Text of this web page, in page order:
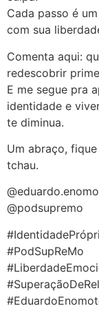
Cada passo é
com sua
Comenta aqui:
redescobrir
E me segue pra
identidade e
te diminua.
Um abraço,
tchau.
@podsupremo
#PodSupReMo